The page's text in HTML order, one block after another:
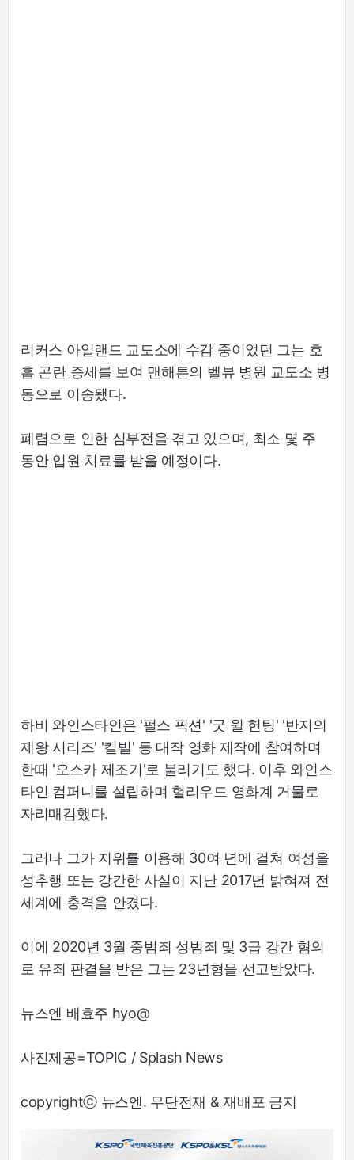
리커스 아일랜드 교도소에 수감 중이었던 그는 호
흡 곤란 증세를 보여 맨해튼의 벨뷰 병원 교도소 병
동으로 이송됐다.
폐렴으로 인한 심부전을 겪고 있으며, 최소 몇 주
동안 입원 치료를 받을 예정이다.
하비 와인스타인은 '펄스 픽션' '굿 윌 헌팅' '반지의
제왕 시리즈' '킬빌' 등 대작 영화 제작에 참여하며
한때 '오스카 제조기'로 불리기도 했다. 이후 와인스
타인 컴퍼니를 설립하며 헐리우드 영화계 거물로
자리매김했다.
그러나 그가 지위를 이용해 30여 년에 걸쳐 여성을
성추행 또는 강간한 사실이 지난 2017년 밝혀져 전
세계에 충격을 안겼다.
이에 2020년 3월 중범죄 성범죄 및 3급 강간 혐의
로 유죄 판결을 받은 그는 23년형을 선고받았다.
뉴스엔 배효주 hyo@
사진제공=TOPIC / Splash News
copyrightⓒ 뉴스엔. 무단전재 & 재배포 금지